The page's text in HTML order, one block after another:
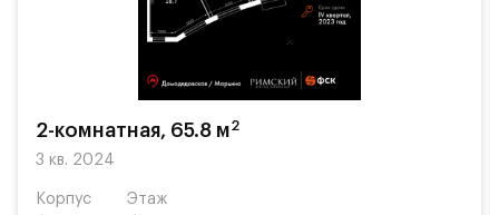
кафе станут традиционным местом семейных
бранчей по выходным или вечерних посиделок с
2-комнатная, 65.8 м2
3 кв. 2024
Корпус
Этаж